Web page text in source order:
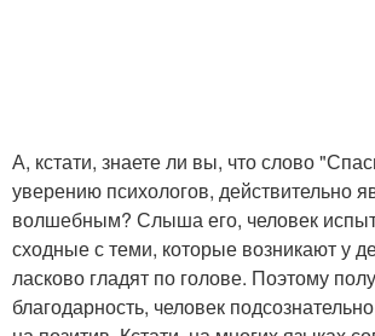
А, кстати, знаете ли вы, что слово
уверению психологов, действительно
волшебным? Слыша его, человек
сходные с теми, которые возникают у
ласково гладят по голове. Поэтому
благодарность, человек